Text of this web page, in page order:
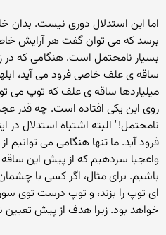
اما این استدلال دوری نیست.
برسد که می توان گفت هر آرایش
بسیار نامحتمل است. هنگامی که
ساقه ی علف خاصی فرود می آید،
میلیاردها ساقه ی علف که توپ می
روی این یکی افتاده است. چه قدر
نامحتمل!" البته اشتباه استدلال در
فرود آید. ما تنها هنگامی می توانیم
واعجبا سردهیم که از پیش این
باشیم. برای مثال، اگر کسی با
ای توپ را بزند، و توپ درست توی
خواهد بود. زیرا هدف از پیش